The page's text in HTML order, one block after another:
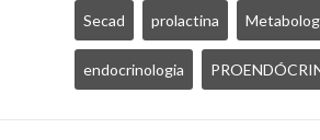
Secad prolactina
endocrinologia